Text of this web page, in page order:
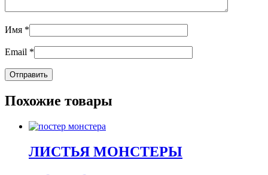
Имя *
Email *
Похожие товары
ЛИСТЬЯ МОНСТЕРЫ